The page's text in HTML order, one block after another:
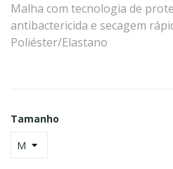
Malha com tecnologia de
antibactericida e secagem
Poliéster/Elastano
Tamanho